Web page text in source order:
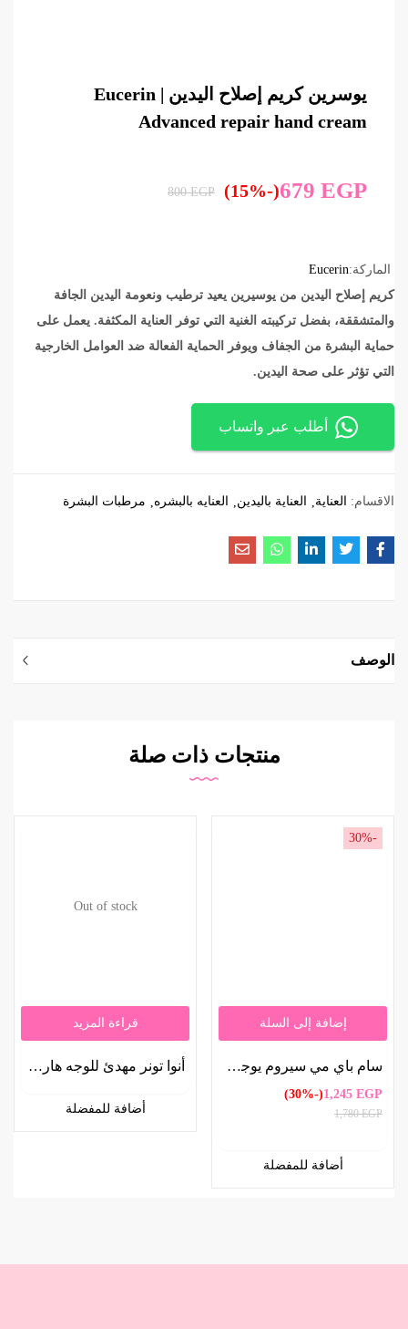
يوسرين كريم إصلاح اليدين | ‏Eucerin
Advanced repair hand cream
679 EGP
(-15%)
800EGP
الماركة:Eucerin
كريم إصلاح اليدين من يوسيرين يعيد ترطيب ونعومة اليدين الجافة
والمتشققة، بفضل تركيبته الغنية التي توفر العناية المكثفة. يعمل على
حماية البشرة من الجفاف ويوفر الحماية الفعالة ضد العوامل الخارجية
التي تؤثر على صحة اليدين.
أطلب عبر واتساب
الاقسام: العناية العناية باليدين العنايه بالبشره مرطبات البشرة
الوصف
منتجات ذات صلة
إضافة إلى السلة
-30%
سام باي مي سيروم يوجا نياسين بليميش كير 50 مل | Some by Mi Yuga Niacin Blemish Care Serum 50ml
1,245 EGP
(-30%)
1,780EGP
أضافة للمفضلة
Out of stock
قراءة المزيد
أنوا تونر مهدئ للوجه هارتليف 77% – 40مل | Anua Heartleaf Calming Face Toner 77% 40ml
أضافة للمفضلة